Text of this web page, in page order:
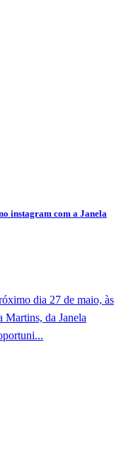
instagram com a Janela
dia 27 de maio, às
Martins, da Janela